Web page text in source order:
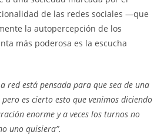
de las redes sociales —que
la autopercepción de los
más poderosa es la escucha
red está pensada para que sea de una
es cierto esto que venimos diciendo
enorme y a veces los turnos no
uno quisiera”.